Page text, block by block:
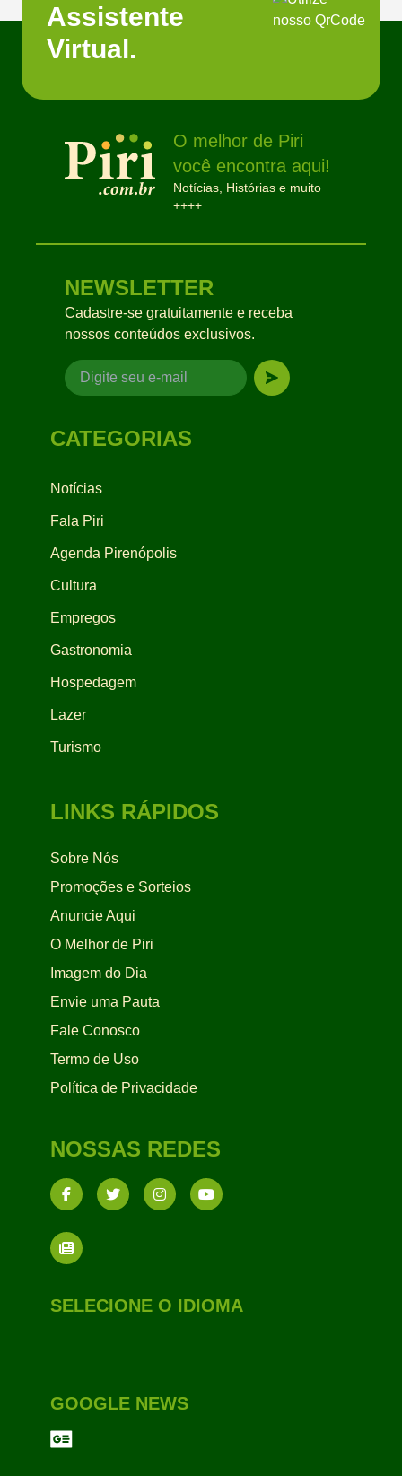
Assistente
Virtual.
O melhor de Piri
você encontra aqui!
Notícias, Histórias e muito
++++
NEWSLETTER
Cadastre-se gratuitamente e receba
nossos conteúdos exclusivos.
CATEGORIAS
Notícias
Fala Piri
Agenda Pirenópolis
Cultura
Empregos
Gastronomia
Hospedagem
Lazer
Turismo
LINKS RÁPIDOS
Sobre Nós
Promoções e Sorteios
Anuncie Aqui
O Melhor de Piri
Imagem do Dia
Envie uma Pauta
Fale Conosco
Termo de Uso
Política de Privacidade
NOSSAS REDES
SELECIONE O IDIOMA
GOOGLE NEWS